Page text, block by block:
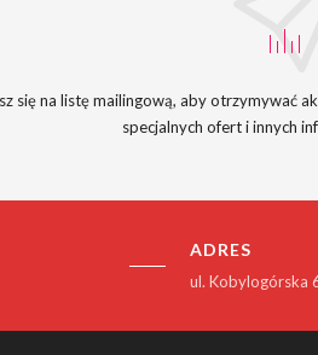
się na listę mailingową, aby otrzymywać
specjalnych ofert i innych
ADRES
ul. Kobylogórska